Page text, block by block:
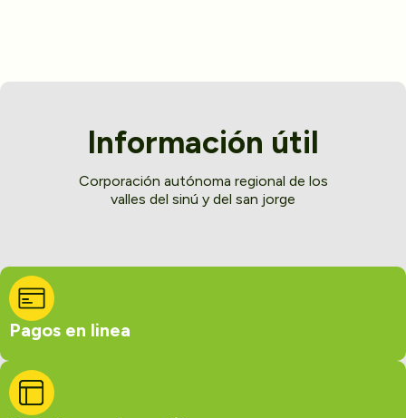
Información útil
Corporación autónoma regional de los
valles del sinú y del san jorge
Pagos en linea